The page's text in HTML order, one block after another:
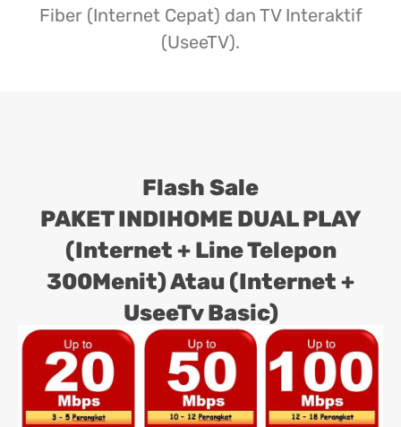
Fiber (Internet Cepat) dan TV Interaktif
(UseeTV).
Flash Sale
PAKET INDIHOME DUAL PLAY
(Internet + Line Telepon
300Menit) Atau (Internet +
UseeTv Basic)